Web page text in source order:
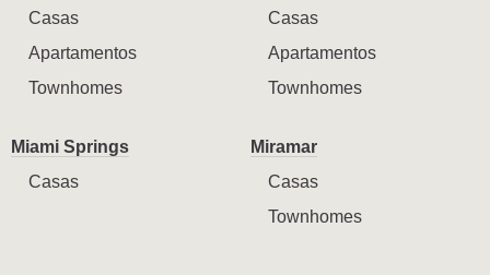
Casas
Apartamentos
Townhomes
Casas
Apartamentos
Townhomes
Miami Springs
Casas
Miramar
Casas
Townhomes